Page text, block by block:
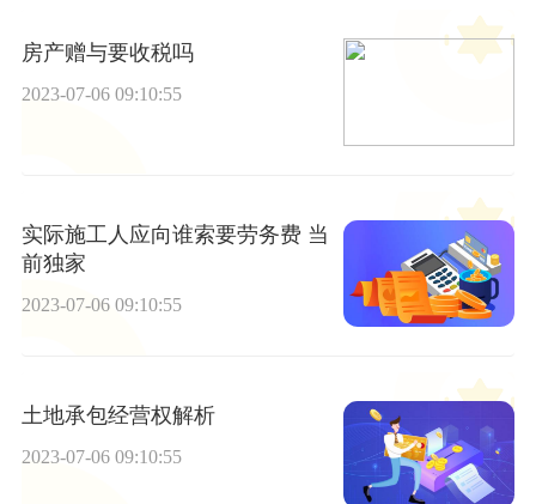
房产赠与要收税吗
2023-07-06 09:10:55
实际施工人应向谁索要劳务费 当
前独家
2023-07-06 09:10:55
土地承包经营权解析
2023-07-06 09:10:55